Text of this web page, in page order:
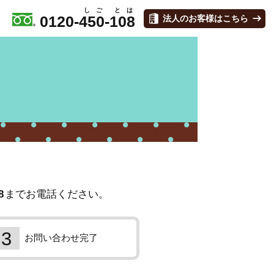
0120-450-108 法人のお客様はこちら
までお電話ください。
お問い合わせ完了